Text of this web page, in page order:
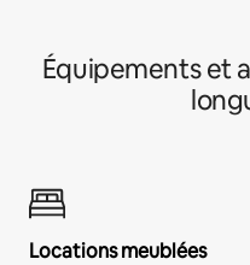
Équipements et
Locations meublées